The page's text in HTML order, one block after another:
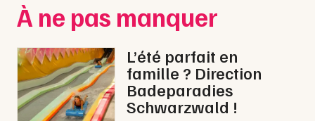
Spectacles
Concerts
Sports
Soirées
Nantes
Nice
Paris
Strasbourg
À ne pas manquer
L’été parfait en
famille ? Direction
Badeparadies
Schwarzwald !